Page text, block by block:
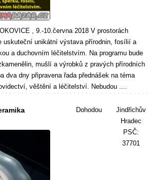
, 9.-10.června 2018 V prostorách
uskuteční unikátní výstava přírodnin, fosílií a
a duchovním léčitelstvím. Na programu bude
mušlí a výrobků z pravých přírodních
dva dny připravena řada přednášek na téma
věštění a léčitelství. Nebudou ....
Dohodou
Jindřichův
Hradec
PSČ:
37701